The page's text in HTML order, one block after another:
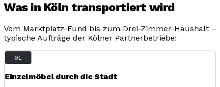
Was in Köln transportiert wird
Vom Marktplatz-Fund bis zum Drei-Zimmer-Haushalt –
typische Aufträge der Kölner Partnerbetriebe:
01
Einzelmöbel durch die Stadt